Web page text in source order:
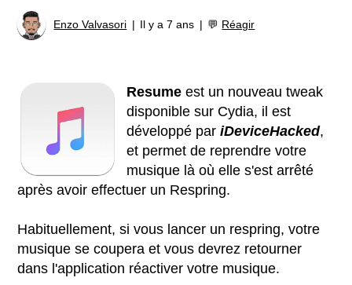
Enzo Valvasori Il y a 7 ans 💬 Réagir
Resumeest un nouveau tweak
disponible sur Cydia, il est
développé pariDeviceHacked,
et permet de reprendre votre
musique là où elle s'est arrêté
après avoir effectuer un Respring.
Habituellement, si vous lancer un respring, votre
musique se coupera et vous devrez retourner
dans l'application réactiver votre musique.